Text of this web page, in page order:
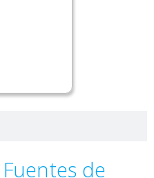
Fuentes de